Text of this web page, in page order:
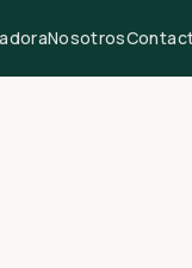
Nosotros